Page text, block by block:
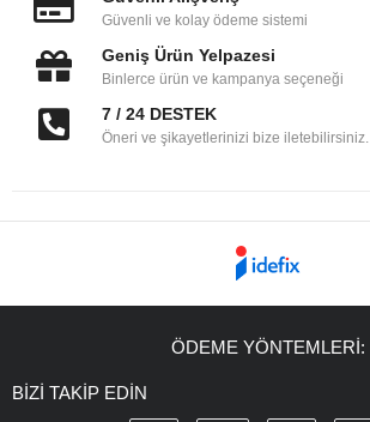
Güvenli ve kolay ödeme sistemi
Geniş Ürün Yelpazesi
Binlerce ürün ve kampanya seçeneği
7 / 24 DESTEK
Öneri ve şikayetlerinizi bize iletebilirsiniz.
ÖDEME YÖNTEMLERİ:
BİZİ TAKİP EDİN